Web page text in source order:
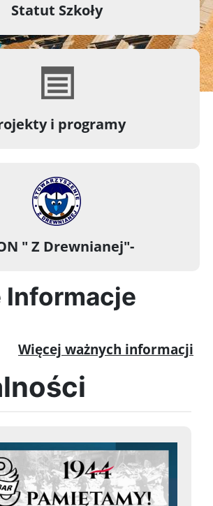
Statut Szkoły
i programy
" Z Drewnianej"-
Informacje
Więcej ważnych informacji